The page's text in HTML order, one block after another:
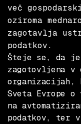
več
oziroma
zagotavlja
podatkov.
Šteje se, da je
zagotovljena v
organizacijah,
Sveta Evrope o
na
podatkov, ter